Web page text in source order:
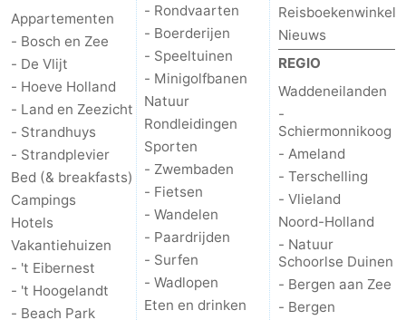
adressen
Regio
Waddeneilanden
-
Schiermonnikoog
-
Ameland
-
Terschelling
-
Vlieland
Noord-
Holland
-
Appartementen
- Bosch en Zee
- De Vlijt
- Hoeve Holland
- Land en Zeezicht
- Strandhuys
- Strandplevier
Bed (& breakfasts)
Campings
Hotels
Vakantiehuizen
- 't Eibernest
- 't Hoogelandt
- Beach Park
- Rondvaarten
- Boerderijen
- Speeltuinen
- Minigolfbanen
Natuur
Rondleidingen
Sporten
- Zwembaden
- Fietsen
- Wandelen
- Paardrijden
- Surfen
- Wadlopen
Eten en drinken
Reisboekenwinkel
Nieuws
REGIO
Waddeneilanden
-
Schiermonnikoog
- Ameland
- Terschelling
- Vlieland
Noord-Holland
- Natuur
Schoorlse Duinen
- Bergen aan Zee
- Bergen